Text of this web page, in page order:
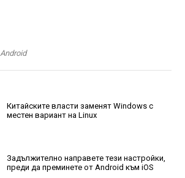
Android
Китайските власти заменят Windows с
местен вариант на Linux
Задължително направете тези настройки,
преди да преминете от Android към iOS